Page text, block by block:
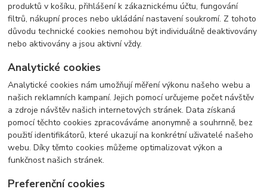
produktů v košíku, přihlášení k zákaznickému účtu, fungování
filtrů, nákupní proces nebo ukládání nastavení soukromí. Z tohoto
důvodu technické cookies nemohou být individuálně deaktivovány
nebo aktivovány a jsou aktivní vždy.
Analytické cookies
Analytické cookies nám umožňují měření výkonu našeho webu a
našich reklamních kampaní. Jejich pomocí určujeme počet návštěv
a zdroje návštěv našich internetových stránek. Data získaná
pomocí těchto cookies zpracováváme anonymně a souhrnně, bez
použití identifikátorů, které ukazují na konkrétní uživatelé našeho
webu. Díky těmto cookies můžeme optimalizovat výkon a
funkčnost našich stránek.
Preferenční cookies